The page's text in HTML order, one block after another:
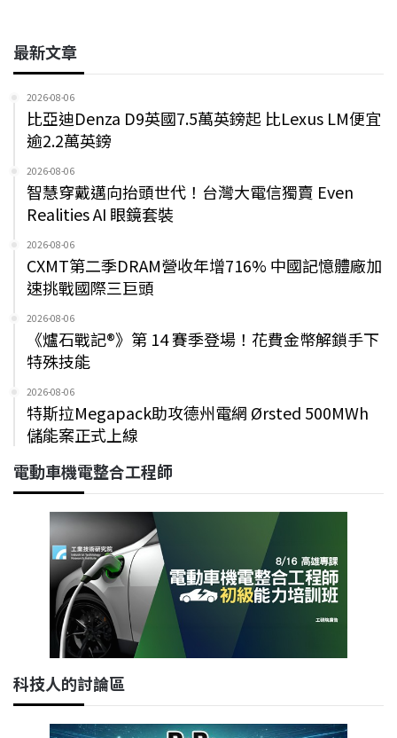
最新文章
2026-08-06
比亞迪Denza D9英國7.5萬英鎊起 比Lexus LM便宜
逾2.2萬英鎊
2026-08-06
智慧穿戴邁向抬頭世代！台灣大電信獨賣 Even
Realities AI 眼鏡套裝
2026-08-06
CXMT第二季DRAM營收年增716% 中國記憶體廠加
速挑戰國際三巨頭
2026-08-06
《爐石戰記®》第 14 賽季登場！花費金幣解鎖手下
特殊技能
2026-08-06
特斯拉Megapack助攻德州電網 Ørsted 500MWh
儲能案正式上線
電動車機電整合工程師
科技人的討論區